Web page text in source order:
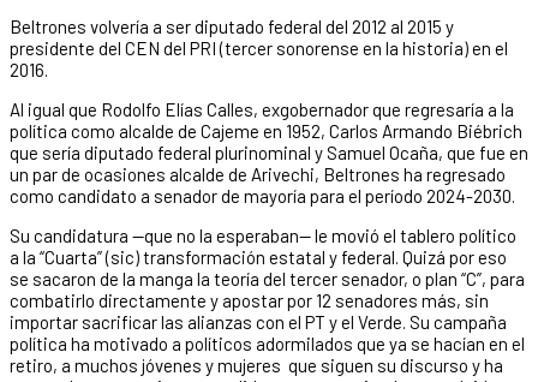
Beltrones volvería a ser diputado federal del 2012 al 2015 y
presidente del CEN del PRI (tercer sonorense en la historia) en el
2016.
Al igual que Rodolfo Elías Calles, exgobernador que regresaría a la
política como alcalde de Cajeme en 1952, Carlos Armando Biébrich
que sería diputado federal plurinominal y Samuel Ocaña, que fue en
un par de ocasiones alcalde de Arivechi, Beltrones ha regresado
como candidato a senador de mayoría para el período 2024-2030.
Su candidatura —que no la esperaban— le movió el tablero político
a la “Cuarta” (sic) transformación estatal y federal. Quizá por eso
se sacaron de la manga la teoría del tercer senador, o plan “C”, para
combatirlo directamente y apostar por 12 senadores más, sin
importar sacrificar las alianzas con el PT y el Verde. Su campaña
política ha motivado a políticos adormilados que ya se hacían en el
retiro, a muchos jóvenes y mujeres que siguen su discurso y ha